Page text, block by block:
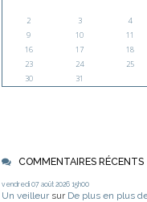
2
3 4
9
10 11
16
17 18
23
24 25
30
31
COMMENTAIRES RÉCENTS
vendredi 07 août 2026 15h00
Un veilleur sur De plus en plus